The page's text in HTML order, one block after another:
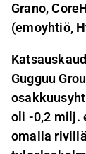
Grano,
(emoyhtiö,
Gugguu
oli -0,2 milj.
omalla